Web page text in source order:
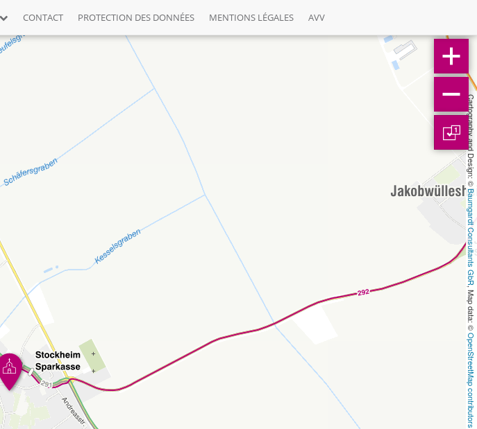
CONTACT PROTECTION DES DONNÉES MENTIONS LÉGALES AVV
Cartography and Design: ©
Baumgardt Consultants GbR
, Map data: ©
OpenStreetMap contributors
1